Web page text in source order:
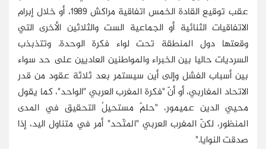
عقب توقيع القادة الخمس اتفاقية مراكش 1989، أو خلال إبرام
الاتفاقيات الثنائية أو الجماعية الست والثلاثين الأخرى التي
وقعتها دول المنطقة تحت لواء فكرة الوحدة. وتتذبذب
السرديات حاليا بين الخبراء والمواطنين العاديين على حد سواء
بين أسباب الفشل وإلى أين سيستمر بعد ثلاثة عقود من قدر
الاتحاد المغاربي، أو أنّ "فكرة المغرب العربي "الواحد"، كما يقول
محيي الدين عميمور، "حلمٌ مستحيلُ التحقيق في المدى
المنظور، لكنّ المغرب العربي "المتّحد" أمر في متناول اليد، إذا
صدقت النوايا."